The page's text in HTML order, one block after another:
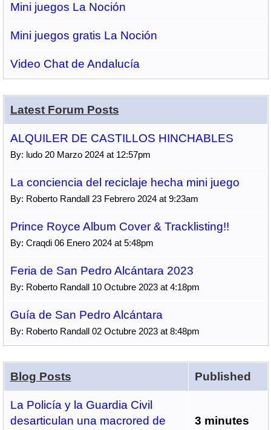
Mini juegos La Noción
Mini juegos gratis La Noción
Video Chat de Andalucía
Latest Forum Posts
ALQUILER DE CASTILLOS HINCHABLES
By: ludo 20 Marzo 2024 at 12:57pm
La conciencia del reciclaje hecha mini juego
By: Roberto Randall 23 Febrero 2024 at 9:23am
Prince Royce Album Cover & Tracklisting!!
By: Craqdi 06 Enero 2024 at 5:48pm
Feria de San Pedro Alcántara 2023
By: Roberto Randall 10 Octubre 2023 at 4:18pm
Guía de San Pedro Alcántara
By: Roberto Randall 02 Octubre 2023 at 8:48pm
Blog Posts Published
La Policía y la Guardia Civil
desarticulan una macrored de
3 minutes